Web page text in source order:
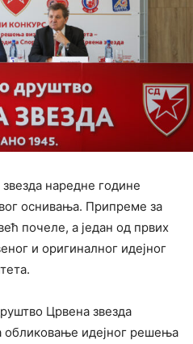
наредне године
оснивања. Припреме за
почеле, а један од првих
и оригиналног идејног
Црвена звезда
обликовање идејног решења